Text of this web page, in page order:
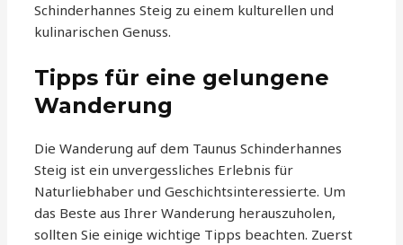
Schinderhannes Steig zu einem kulturellen und
kulinarischen Genuss.
Tipps für eine gelungene
Wanderung
Die Wanderung auf dem Taunus Schinderhannes
Steig ist ein unvergessliches Erlebnis für
Naturliebhaber und Geschichtsinteressierte. Um
das Beste aus Ihrer Wanderung herauszuholen,
sollten Sie einige wichtige Tipps beachten. Zuerst